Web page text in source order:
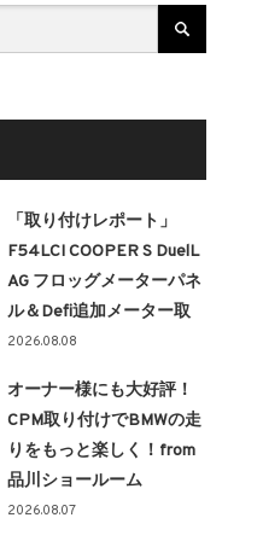
「取り付けレポート」
F54LCI COOPER S DuelL
AG フロッグメーターパネ
ル＆Defi追加メーター取
り付け！！
2026.08.08
オーナー様にも大好評！
CPM取り付けでBMWの走
りをもっと楽しく！from
品川ショールーム
2026.08.07